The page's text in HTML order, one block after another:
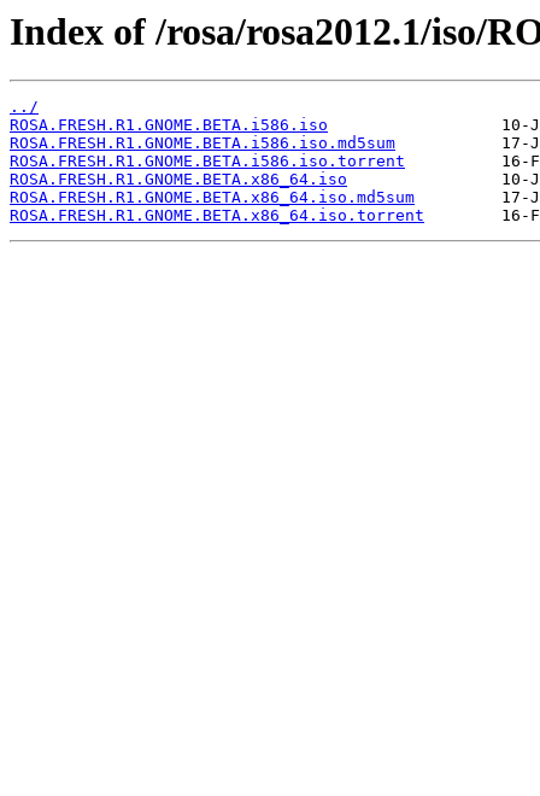
Index of /rosa/rosa2012.1/iso/
../
ROSA.FRESH.R1.GNOME.BETA.i586.iso
ROSA.FRESH.R1.GNOME.BETA.i586.iso.md5sum
ROSA.FRESH.R1.GNOME.BETA.i586.iso.torrent
ROSA.FRESH.R1.GNOME.BETA.x86_64.iso
ROSA.FRESH.R1.GNOME.BETA.x86_64.iso.md5sum
ROSA.FRESH.R1.GNOME.BETA.x86_64.iso.torrent